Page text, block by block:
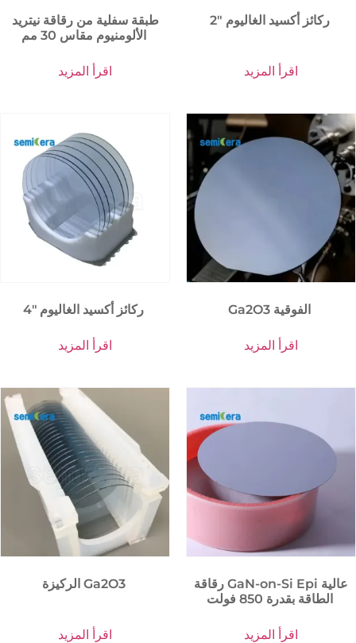
طبقة سفلية من رقاقة نيتريد
اقرأ المزيد
2″ ركائز أكسيد الغاليوم
اقرأ المزيد
اقرأ المزيد اقرأ المزيد
الركيزة Ga2O3
اقرأ المزيد
رقاقة GaN-on-Si Epi عالية
اقرأ المزيد